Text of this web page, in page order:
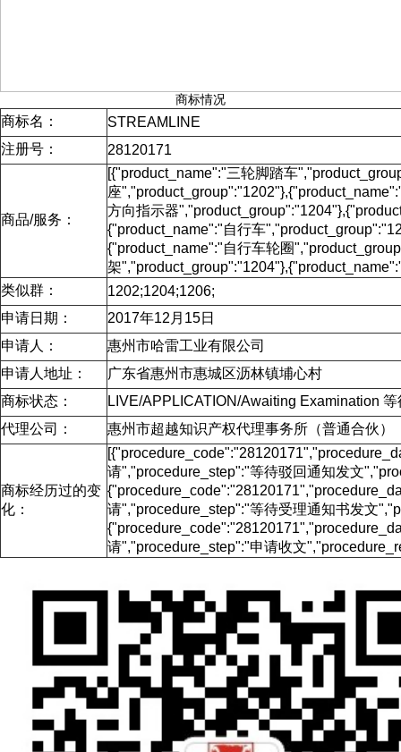
商标情况
商标名：
STREAMLINE
注册号：
28120171
商品/服务：
[{"product_name":"三轮脚踏车
座
方向指示器
{"product_name":"自行车
{"product_name":"自行车轮圈
架
类似群：
1202;1204;1206;
申请日期：
2017年12月15日
申请人：
惠州市哈雷工业有限公司
申请人地址：
广东省惠州市惠城区沥林镇埔心村
商标状态：
LIVE/APPLICATION/Awaiting Examination
代理公司：
惠州市超越知识产权代理事务所（普通合伙）
商标经历过的变
化：
请","procedure_step":"等待驳回通知发文
请","procedure_step":"等待受理通知书发文
请","procedure_step":"申请收文